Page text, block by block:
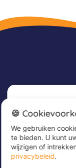
Meld u nu
geweldige
hoogte te
🍪
We gebruiken
te bieden. U kunt
wijzigen of
privacybeleid.